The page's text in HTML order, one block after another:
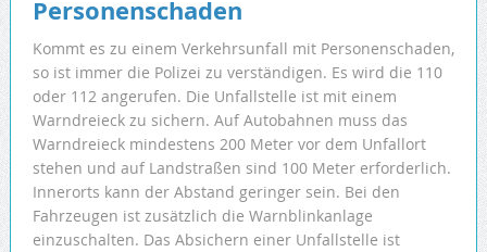
Personenschaden
Kommt es zu einem Verkehrsunfall mit Personenschaden,
so ist immer die Polizei zu verständigen. Es wird die 110
oder 112 angerufen. Die Unfallstelle ist mit einem
Warndreieck zu sichern. Auf Autobahnen muss das
Warndreieck mindestens 200 Meter vor dem Unfallort
stehen und auf Landstraßen sind 100 Meter erforderlich.
Innerorts kann der Abstand geringer sein. Bei den
Fahrzeugen ist zusätzlich die Warnblinkanlage
einzuschalten. Das Absichern einer Unfallstelle ist